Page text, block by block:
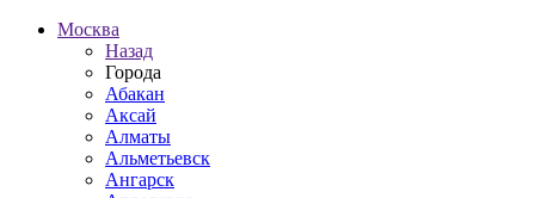
Москва
Назад
Города
Абакан
Аксай
Алматы
Альметьевск
Ангарск